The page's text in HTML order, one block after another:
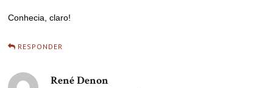
Conhecia, claro!
RESPONDER
René Denon